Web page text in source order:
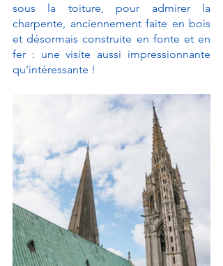
sous la toiture, pour admirer la
charpente, anciennement faite en bois
et désormais construite en fonte et en
fer : une visite aussi impressionnante
qu'intéressante !